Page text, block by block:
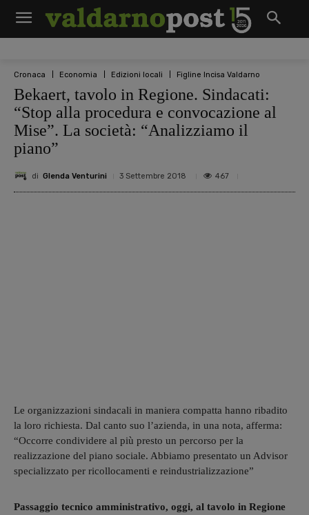
Cronaca Economia Edizioni locali Figline Incisa Valdarno
Bekaert, tavolo in Regione. Sindacati:
“Stop alla procedura e convocazione al
Mise”. La società: “Analizziamo il
piano”
di Glenda Venturini 3 Settembre 2018 467
Le organizzazioni sindacali in maniera compatta hanno ribadito
la loro richiesta. Dal canto suo l’azienda, in una nota, afferma:
“Occorre condividere al più presto un percorso per la
realizzazione del piano sociale. Abbiamo presentato un Advisor
specializzato per ricollocamenti e reindustrializzazione”
Passaggio tecnico amministrativo, oggi, al tavolo in Regione